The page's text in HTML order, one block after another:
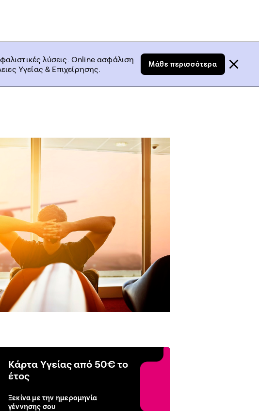
λύσεις. Online ασφάλιση
Υγείας & Επιχείρησης.
Μάθε περισσότερα
Κάρτα Υγείας από 50€ το
έτος
Ξεκίνα με την ημερομηνία
γέννησης σου